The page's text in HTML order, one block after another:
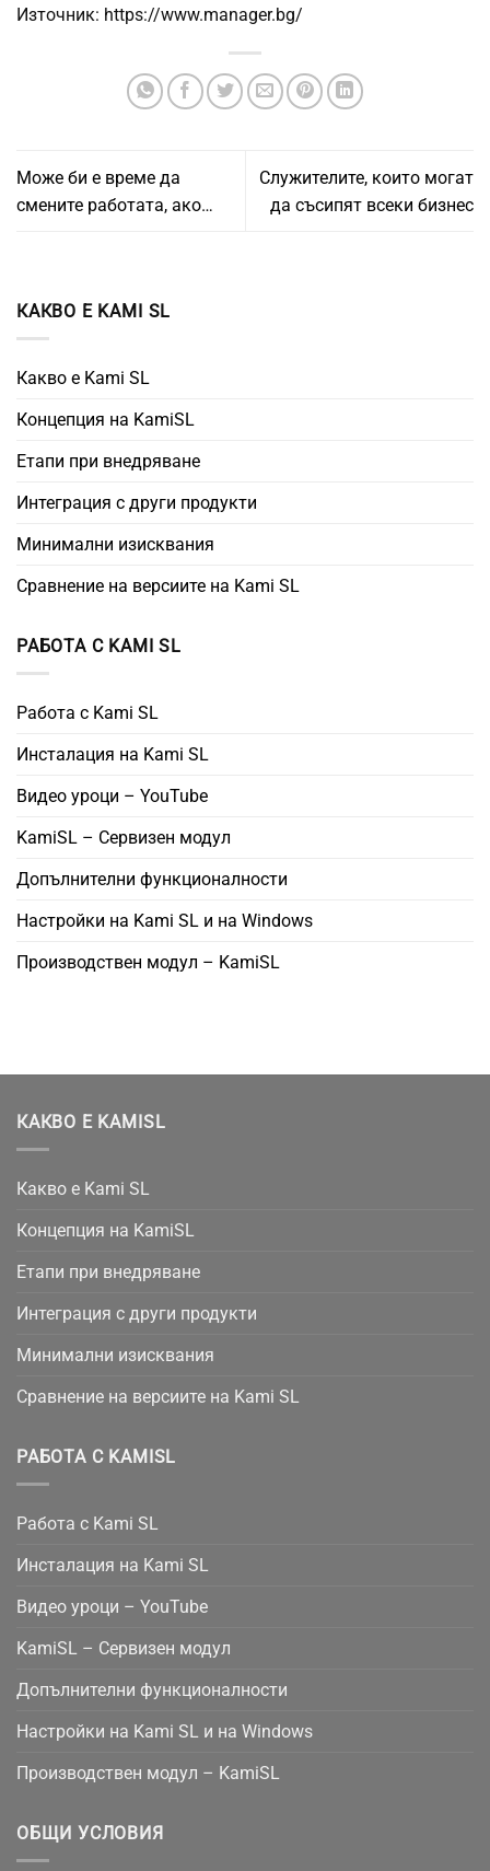
Източник: https://www.manager.bg/
Може би е време да
смените работата, ако…
Служителите, които могат
да съсипят всеки бизнес
КАКВО Е KAMI SL
Какво е Kami SL
Концепция на KamiSL
Етапи при внедряване
Интеграция с други продукти
Минимални изисквания
Сравнение на версиите на Kami SL
РАБОТА С KAMI SL
Работа с Kami SL
Инсталация на Kami SL
Видео уроци – YouTube
KamiSL – Сервизен модул
Допълнителни функционалности
Настройки на Kami SL и на Windows
Производствен модул – KamiSL
КАКВО Е KAMISL
Какво е Kami SL
Концепция на KamiSL
Етапи при внедряване
Интеграция с други продукти
Минимални изисквания
Сравнение на версиите на Kami SL
РАБОТА С KAMISL
Работа с Kami SL
Инсталация на Kami SL
Видео уроци – YouTube
KamiSL – Сервизен модул
Допълнителни функционалности
Настройки на Kami SL и на Windows
Производствен модул – KamiSL
ОБЩИ УСЛОВИЯ